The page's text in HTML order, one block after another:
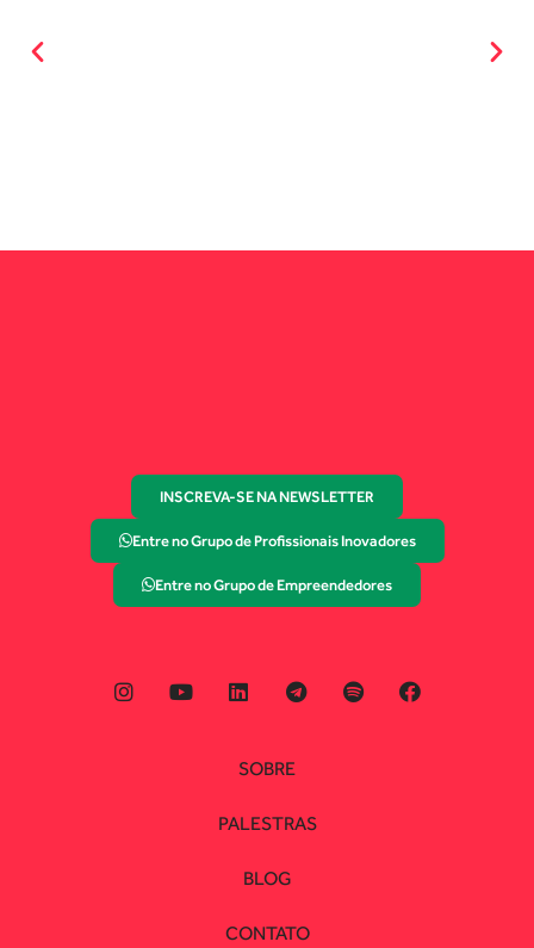
INSCREVA-SE NA NEWSLETTER
Entre no Grupo de Profissionais Inovadores
Entre no Grupo de Empreendedores
SOBRE
PALESTRAS
BLOG
CONTATO